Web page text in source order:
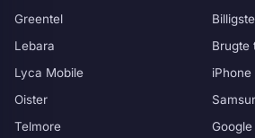
Greentel
Lebara
Lyca Mobile
Oister
Telmore
Brugte
iPhone
Google